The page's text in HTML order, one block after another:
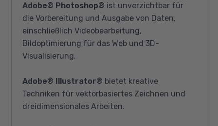
Adobe® Photoshop® ist unverzichtbar für
die Vorbereitung und Ausgabe von Daten,
einschließlich Videobearbeitung,
Bildoptimierung für das Web und 3D-
Visualisierung.
Adobe® Illustrator® bietet kreative
Techniken für vektorbasiertes Zeichnen und
dreidimensionales Arbeiten.